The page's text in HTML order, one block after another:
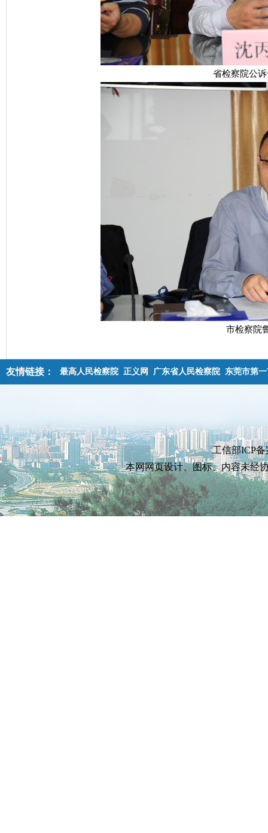
省检察院公诉
市检察院鲁
友情链接： 最高人民检察院 正义网 广东省人民检察院 东莞市第
工信部ICP
本网网页设计、图标、内容未经